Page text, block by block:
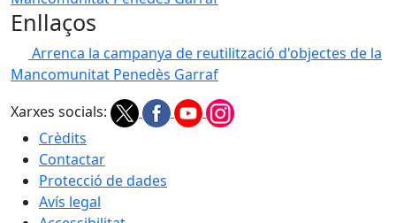
Enllaços
Arrenca la campanya de reutilització d'objectes de la
Mancomunitat Penedès Garraf
Xarxes socials:
Crèdits
Contactar
Protecció de dades
Avís legal